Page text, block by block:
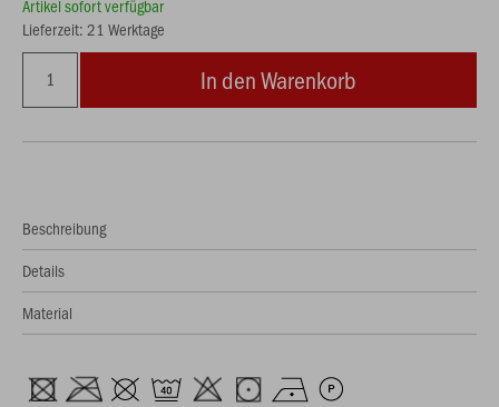
Artikel sofort verfügbar
Lieferzeit: 21 Werktage
In den Warenkorb
Beschreibung
Details
Material